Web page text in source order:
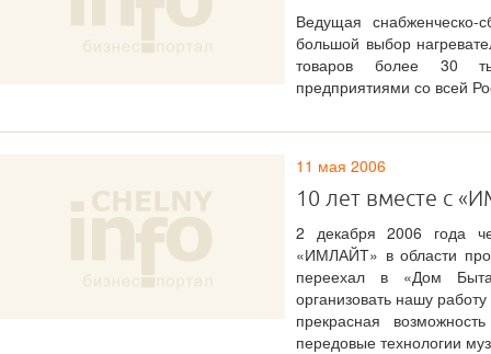
Ведущая снабженческо-
большой выбор
товаров более 30
предприятиями со всей
11 мая 2006
10 лет вместе с
2 декабря 2006 года
«ИМЛАЙТ» в области
переехал в «Дом
организовать нашу
прекрасная
передовые технологии